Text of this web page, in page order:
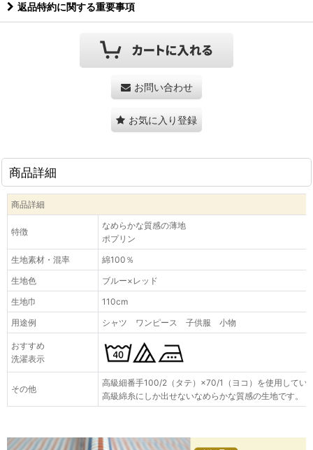
返品特約に関する重要事項
お問い合わせ
お気に入り登録
商品詳細
商品詳細
特徴
なめらかな質感の薄地
ポプリン
生地素材・混率
綿100％
生地色
ブルー×レッド
生地巾
110cm
用途例
シャツ ワンピース 子供服 小物
おすすめ
洗濯表示
その他
高級細番手100/2（タテ）×70/1（ヨコ）を使用してい
高級綿糸にしか出せないなめらかな質感の生地です。